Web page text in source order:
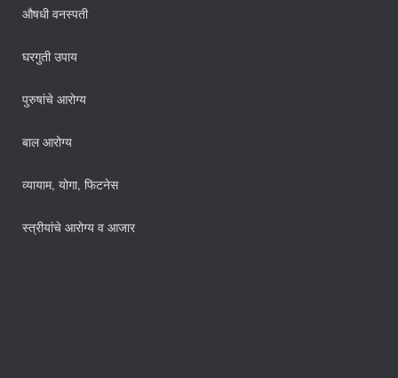
औषधी वनस्पती
घरगुती उपाय
पुरुषांचे आरोग्य
बाल आरोग्य
व्यायाम, योगा, फिटनेस
स्त्रीयांचे आरोग्य व आजार